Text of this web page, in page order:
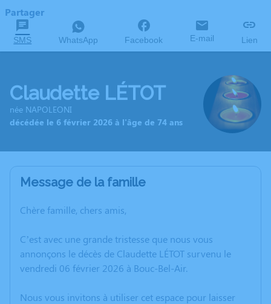
Partager
SMS WhatsApp Facebook E-mail Lien
Claudette LÉTOT
née NAPOLEONI
décédée le 6 février 2026 à l'âge de 74 ans
Message de la famille
Chère famille, chers amis,
C’est avec une grande tristesse que nous vous
annonçons le décès de Claudette LÉTOT survenu le
vendredi 06 février 2026 à Bouc-Bel-Air.
Nous vous invitons à utiliser cet espace pour laisser